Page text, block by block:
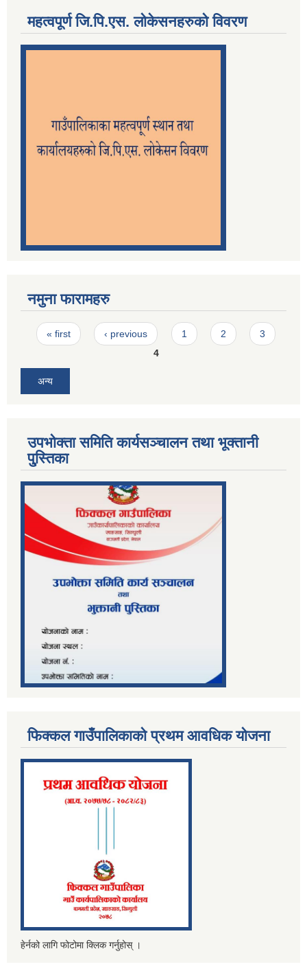
महत्वपूर्ण जि.पि.एस. लोकेसनहरुको विवरण
नमुना फारामहरु
Pages
« first ‹ previous 1 2
3
4
अन्य
उपभोक्ता समिति कार्यसञ्चालन तथा भूक्तानी
पु्स्तिका
फिक्कल गाउँपालिकाको प्रथम आवधिक योजना
हेर्नको लागि फोटोमा क्लिक गर्नुहोस् ।